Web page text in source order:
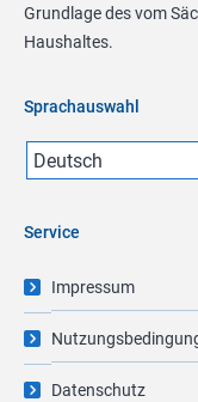
Grundlage des vom
Haushaltes.
Sprachauswahl
Service
Impressum
Datenschutz